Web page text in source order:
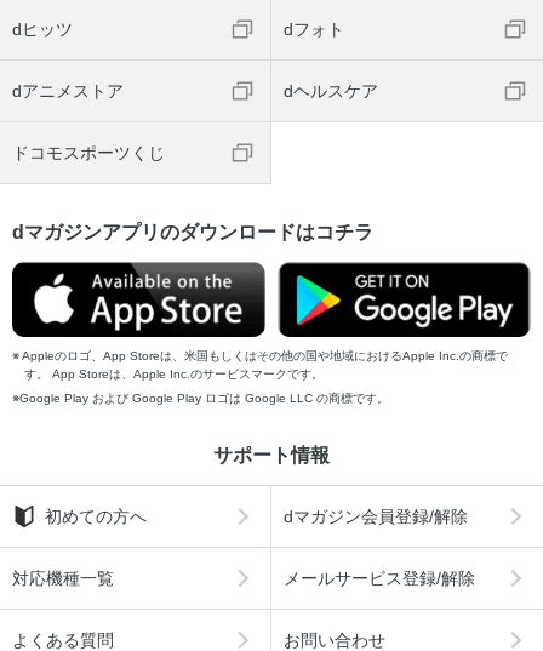
dヒッツ dフォト
dアニメストア dヘルスケア
ドコモスポーツくじ
dマガジンアプリのダウンロードはコチラ
Appleのロゴ、App Storeは、米国もしくはその他の国や地域におけるApple Inc.の商標で
す。 App Storeは、Apple Inc.のサービスマークです。
Google Play および Google Play ロゴは Google LLC の商標です。
サポート情報
初めての方へ dマガジン会員登録/解除
対応機種一覧 メールサービス登録/解除
よくある質問 お問い合わせ